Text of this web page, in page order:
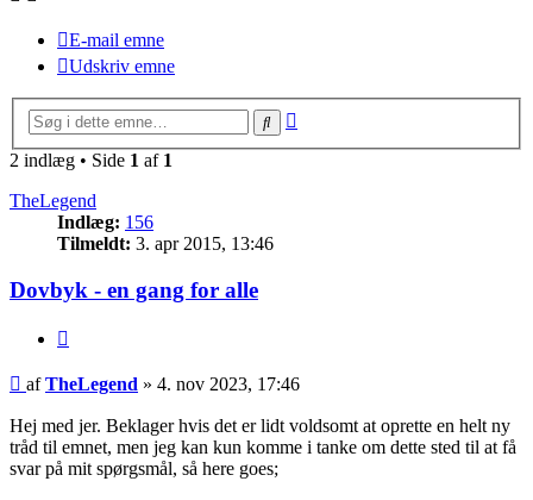
E-mail emne
Udskriv emne
Søg
2 indlæg • Side 1 af 1
TheLegend
Indlæg: 156
Tilmeldt: 3. apr 2015, 13:46
Dovbyk - en gang for alle
Indlæg
afTheLegend » 4. nov 2023, 17:46
Hej med jer. Beklager hvis det er lidt voldsomt at oprette en helt ny
tråd til emnet, men jeg kan kun komme i tanke om dette sted til at få
svar på mit spørgsmål, så here goes;